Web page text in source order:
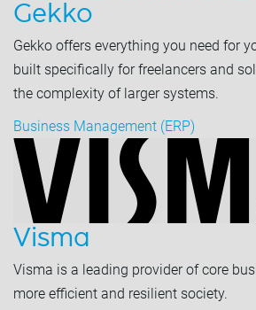
Gekko
Gekko offers everything you need for
built specifically for freelancers and
the complexity of larger systems.
Business Management (ERP)
Visma
Visma is a leading provider of core
more efficient and resilient society.